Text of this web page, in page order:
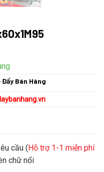
Đẩy Bán Hàng
cầu (Hỗ trợ 1-1 miễn phí
chữ nổi